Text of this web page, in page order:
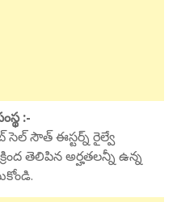
:-
సెల్ సౌత్ ఈస్టర్న్ రైల్వే
తెలిపిన అర్హతలన్నీ ఉన్న